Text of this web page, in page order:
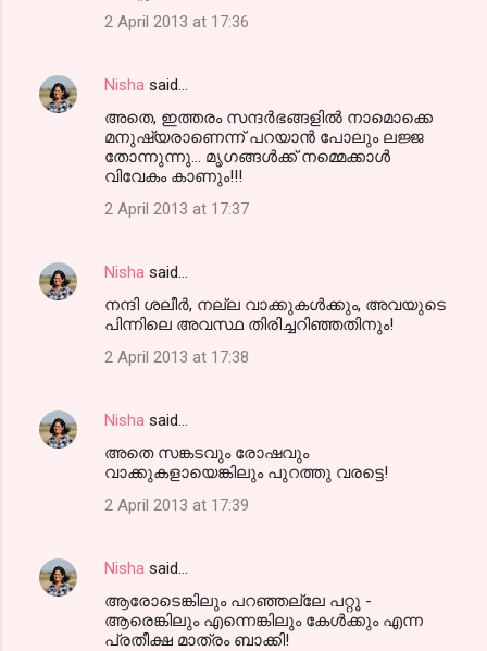
2 April 2013 at 17:36
Nisha said…
അതെ, ഇത്തരം സന്ദര്‍ഭങ്ങളില്‍ നാമൊക്കെ
മനുഷ്യരാണെന്ന് പറയാന്‍ പോലും ലജ്ജ
തോന്നുന്നു... മൃഗങ്ങള്‍ക്ക് നമ്മെക്കാള്‍
വിവേകം കാണും!!!
2 April 2013 at 17:37
Nisha said…
നന്ദി ശലീര്‍, നല്ല വാക്കുകള്‍ക്കും, അവയുടെ
പിന്നിലെ അവസ്ഥ തിരിച്ചറിഞ്ഞതിനും!
2 April 2013 at 17:38
Nisha said…
അതെ സങ്കടവും രോഷവും
വാക്കുകളായെങ്കിലും പുറത്തു വരട്ടെ!
2 April 2013 at 17:39
Nisha said…
ആരോടെങ്കിലും പറഞ്ഞല്ലേ പറ്റൂ -
ആരെങ്കിലും എന്നെങ്കിലും കേള്‍ക്കും എന്ന
പ്രതീക്ഷ മാത്രം ബാക്കി!